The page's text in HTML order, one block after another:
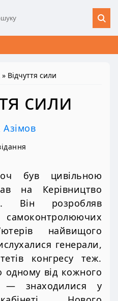
» Відчуття сили
сили
Азімов
був цивільною
на Керівництво
Він розробляв
найвищого
генерали,
конгресу теж.
від кожного
— знаходилися у